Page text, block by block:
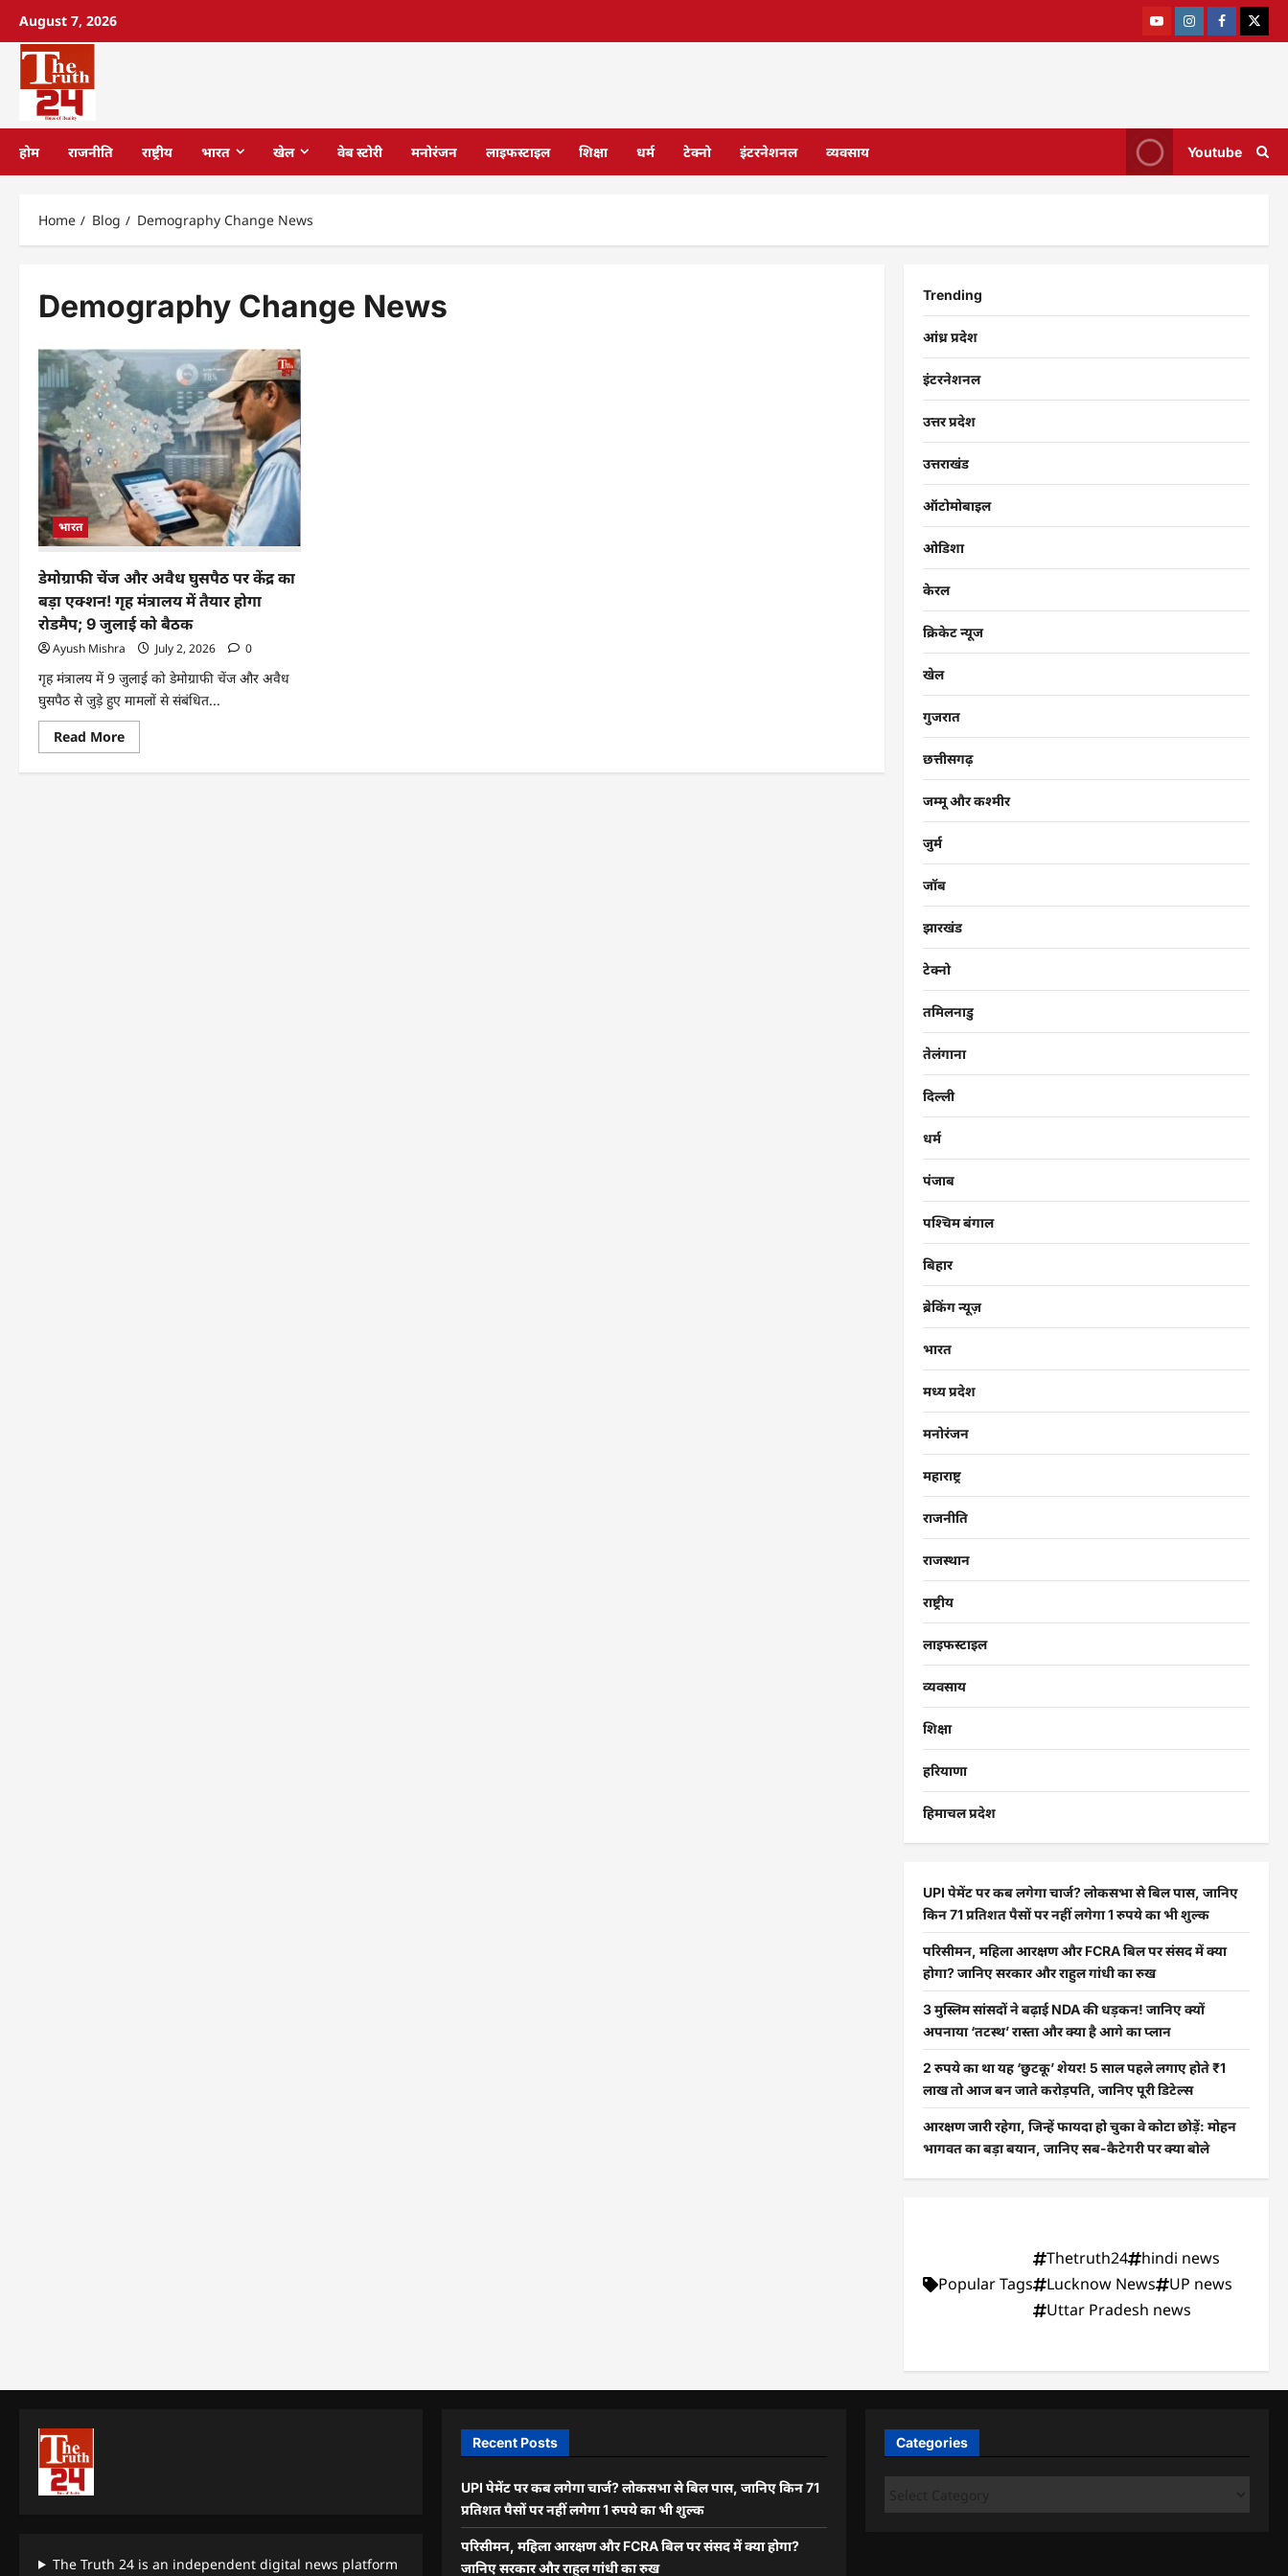
August 7, 2026
होम राजनीति राष्ट्रीय भारत खेल वेब स्टोरी मनोरंजन लाइफस्टाइल शिक्षा धर्म टेक्नो इंटरनेशनल व्यवसाय Youtube
Home Blog Demography Change News
Demography Change News
भारत
डेमोग्राफी चेंज और अवैध घुसपैठ पर केंद्र का
बड़ा एक्शन! गृह मंत्रालय में तैयार होगा
रोडमैप; 9 जुलाई को बैठक
Ayush Mishra July 2, 2026 0
गृह मंत्रालय में 9 जुलाई को डेमोग्राफी चेंज और अवैध
घुसपैठ से जुड़े हुए मामलों से संबंधित...
Read More
Trending
आंध्र प्रदेश
इंटरनेशनल
उत्तर प्रदेश
उत्तराखंड
ऑटोमोबाइल
ओडिशा
केरल
क्रिकेट न्यूज
खेल
गुजरात
छत्तीसगढ़
जम्मू और कश्मीर
जुर्म
जॉब
झारखंड
टेक्नो
तमिलनाडु
तेलंगाना
दिल्ली
धर्म
पंजाब
पश्चिम बंगाल
बिहार
ब्रेकिंग न्यूज़
भारत
मध्य प्रदेश
मनोरंजन
महाराष्ट्र
राजनीति
राजस्थान
राष्ट्रीय
लाइफस्टाइल
व्यवसाय
शिक्षा
हरियाणा
हिमाचल प्रदेश
UPI पेमेंट पर कब लगेगा चार्ज? लोकसभा से बिल पास, जानिए
किन 71 प्रतिशत पैसों पर नहीं लगेगा 1 रुपये का भी शुल्क
परिसीमन, महिला आरक्षण और FCRA बिल पर संसद में क्या
होगा? जानिए सरकार और राहुल गांधी का रुख
3 मुस्लिम सांसदों ने बढ़ाई NDA की धड़कन! जानिए क्यों
अपनाया ‘तटस्थ’ रास्ता और क्या है आगे का प्लान
2 रुपये का था यह ‘छुटकू’ शेयर! 5 साल पहले लगाए होते ₹1
लाख तो आज बन जाते करोड़पति, जानिए पूरी डिटेल्स
आरक्षण जारी रहेगा, जिन्हें फायदा हो चुका वे कोटा छोड़ें: मोहन
भागवत का बड़ा बयान, जानिए सब-कैटेगरी पर क्या बोले
Popular Tags
Thetruth24
hindi news
Lucknow News
UP news
Uttar Pradesh news
The Truth 24 is an independent digital news platform
Recent Posts
UPI पेमेंट पर कब लगेगा चार्ज? लोकसभा से बिल पास, जानिए किन 71
प्रतिशत पैसों पर नहीं लगेगा 1 रुपये का भी शुल्क
परिसीमन, महिला आरक्षण और FCRA बिल पर संसद में क्या होगा?
जानिए सरकार और राहुल गांधी का रुख
Categories